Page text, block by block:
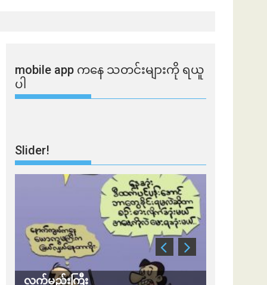
mobile app ​​ကနေ ​​သတင်းများကို ရယူ
ပါ
Slider!
လက်မည်းကြီး